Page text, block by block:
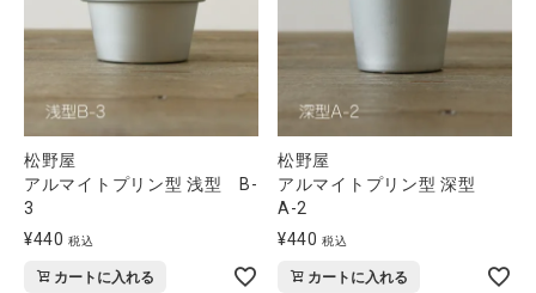
食品
ギフト
ブランド
全ての商品
松野屋
アルマイトプリン型 浅型 B-
3
¥440 税込
カートに入れる
松野屋
アルマイトプリン型 深型
A-2
¥440 税込
カートに入れる